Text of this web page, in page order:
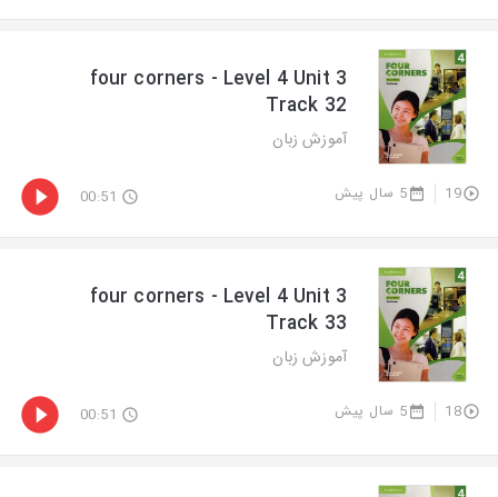
four corners - Level 4 Unit 3
Track 32
آموزش زبان
19 5 سال پیش 00:51
four corners - Level 4 Unit 3
Track 33
آموزش زبان
18 5 سال پیش 00:51